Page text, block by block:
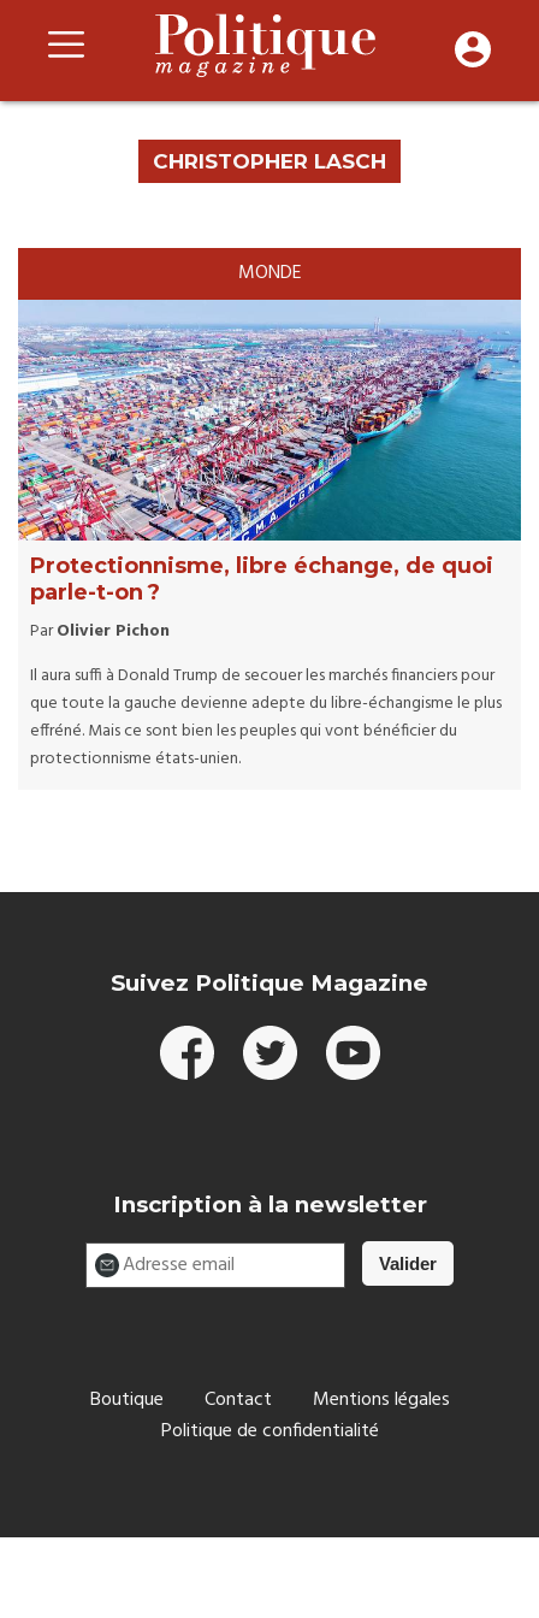
CHRISTOPHER LASCH
MONDE
Protectionnisme, libre échange, de quoi
parle-t-on ?
ParOlivier Pichon
Il aura suffi à Donald Trump de secouer les marchés financiers pour
que toute la gauche devienne adepte du libre-échangisme le plus
effréné. Mais ce sont bien les peuples qui vont bénéficier du
protectionnisme états-unien.
Suivez Politique Magazine
Inscription à la newsletter
Boutique Contact
Mentions légales
Politique de confidentialité